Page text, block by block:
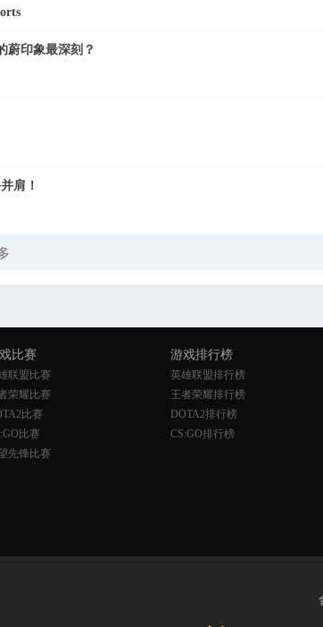
蔚印象最深刻？
肩！
比赛
联盟比赛
荣耀比赛
比赛
比赛
先锋比赛
游戏排行榜
英雄联盟排行榜
王者荣耀排行榜
DOTA2排行榜
CS:GO排行榜